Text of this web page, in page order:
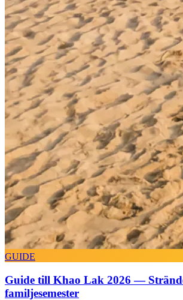
GUIDE
Guide till Khao Lak 2026 —
familjesemester